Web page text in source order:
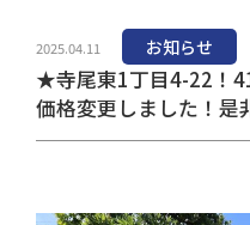
2025.04.11 お知らせ
★寺尾東1丁目4-22！
価格変更しました！是